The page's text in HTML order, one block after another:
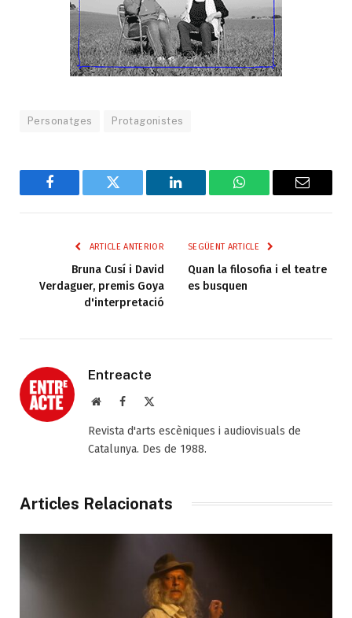
Personatges Protagonistes
Facebook Twitter LinkedIn WhatsAppEmail
ARTICLE ANTERIOR
Bruna Cusí i David
Verdaguer, premis Goya
d'interpretació
SEGÜENT ARTICLE
Quan la filosofia i el teatre
es busquen
Entreacte
Web Facebook
Revista d'arts escèniques i audiovisuals de
Catalunya. Des de 1988.
Articles Relacionats